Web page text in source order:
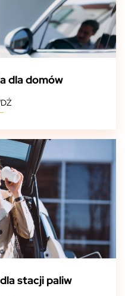
dla domów
stacji paliw